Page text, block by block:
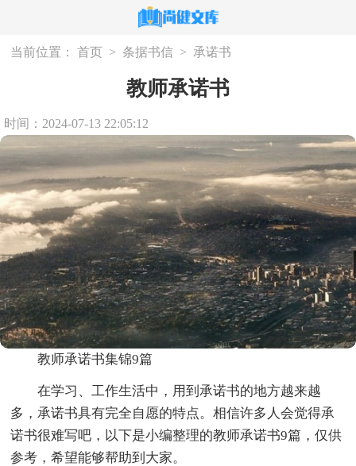
当前位置： 首页 > 条据书信 > 承诺书
教师承诺书
时间：2024-07-13 22:05:12
教师承诺书集锦9篇
在学习、工作生活中，用到承诺书的地方越来越
多，承诺书具有完全自愿的特点。相信许多人会觉得承
诺书很难写吧，以下是小编整理的教师承诺书9篇，仅供
参考，希望能够帮助到大家。